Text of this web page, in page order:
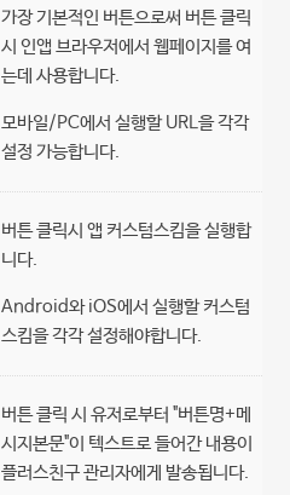
가장 기본적인 버튼으로써 버튼 클릭
시 인앱 브라우저에서 웹페이지를 여
는데 사용합니다.
모바일/PC에서 실행할 URL을 각각
설정 가능합니다.
버튼 클릭시 앱 커스텀스킴을 실행합
니다.
Android와 iOS에서 실행할 커스텀
스킴을 각각 설정해야합니다.
버튼 클릭 시 유저로부터 "버튼명+메
시지본문"이 텍스트로 들어간 내용이
플러스친구 관리자에게 발송됩니다.